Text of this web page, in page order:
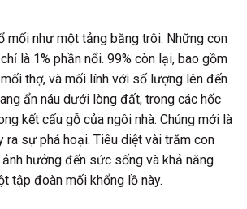
mối như một tảng băng trôi. Những con
là 1% phần nổi. 99% còn lại, bao gồm
thợ, và mối lính với số lượng lên đến
ẩn náu dưới lòng đất, trong các hốc
kết cấu gỗ của ngôi nhà. Chúng mới là
ra sự phá hoại. Tiêu diệt vài trăm con
hưởng đến sức sống và khả năng
tập đoàn mối khổng lồ này.